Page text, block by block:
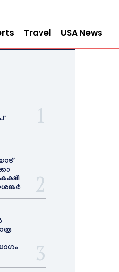
Travel USA News